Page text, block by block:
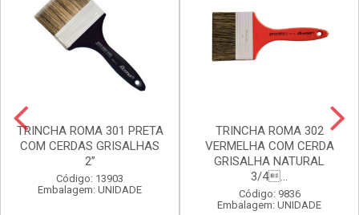
TRINCHA ROMA 301 PRETA
COM CERDAS GRISALHAS
2”
Código: 13903
Embalagem: UNIDADE
TRINCHA ROMA 302
VERMELHA COM CERDA
GRISALHA NATURAL
3/4...
Código: 9836
Embalagem: UNIDADE